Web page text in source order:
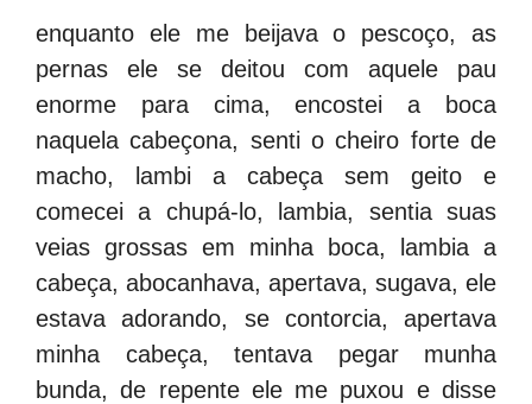
enquanto ele me beijava o pescoço, as
pernas ele se deitou com aquele pau
enorme para cima, encostei a boca
naquela cabeçona, senti o cheiro forte de
macho, lambi a cabeça sem geito e
comecei a chupá-lo, lambia, sentia suas
veias grossas em minha boca, lambia a
cabeça, abocanhava, apertava, sugava, ele
estava adorando, se contorcia, apertava
minha cabeça, tentava pegar munha
bunda, de repente ele me puxou e disse